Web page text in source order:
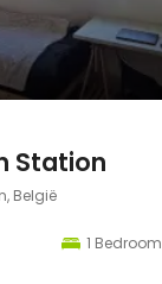
Station
België
1 Bedroom